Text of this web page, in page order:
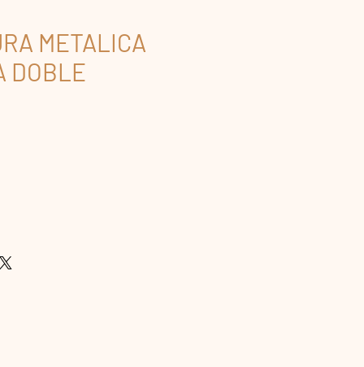
METALICA
DOBLE